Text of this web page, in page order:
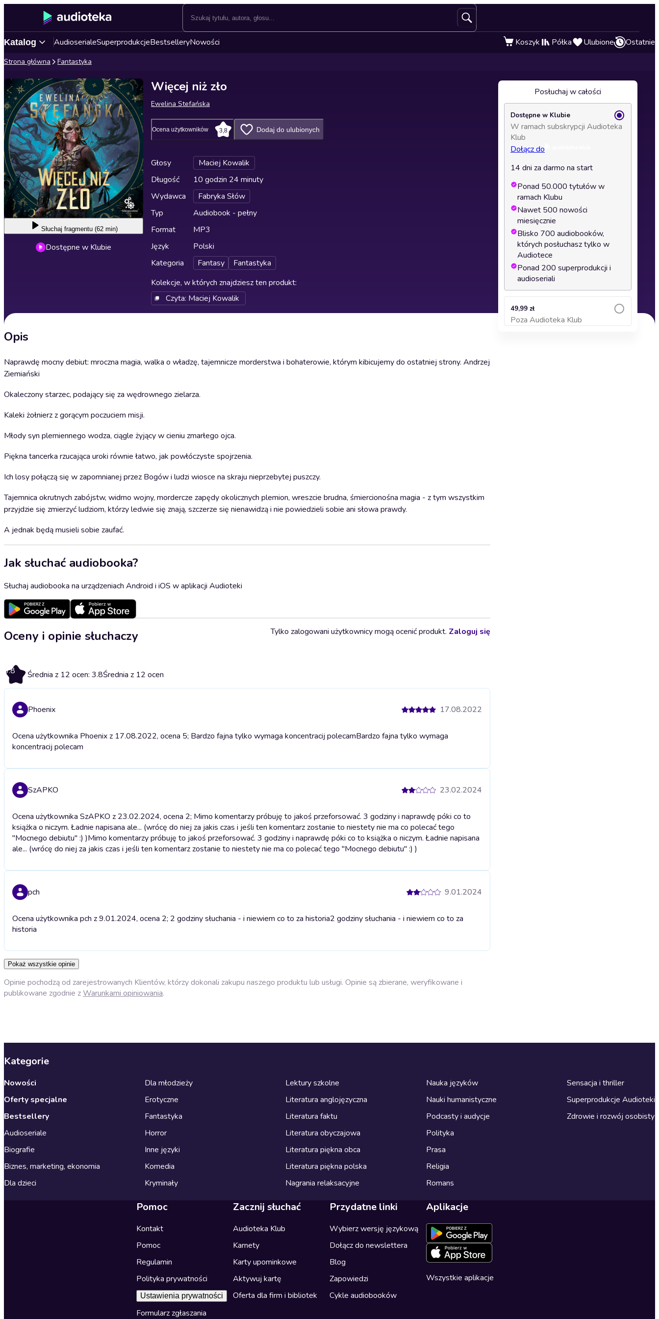
Katalog AudioserialeSuperprodukcjeBestselleryNowości Koszyk Półka Ulubione Ostatnie
Strona główna Fantastyka
Słuchaj fragmentu (62 min)
Dostępne w Klubie
Więcej niż zło
Ewelina Stefańska
Ocena użytkowników 3,8 Dodaj do ulubionych
Głosy
Maciej Kowalik
Długość
10 godzin 24 minuty
Wydawca
Fabryka Słów
Typ
Audiobook - pełny
Format
MP3
Język
Polski
Kategoria
Fantasy
Fantastyka
Kolekcje, w których znajdziesz ten produkt:
Czyta: Maciej Kowalik
Opis
Naprawdę mocny debiut: mroczna magia, walka o władzę, tajemnicze morderstwa i bohaterowie, którym kibicujemy do ostatniej strony. Andrzej
Ziemiański
Okaleczony starzec, podający się za wędrownego zielarza.
Kaleki żołnierz z gorącym poczuciem misji.
Młody syn plemiennego wodza, ciągle żyjący w cieniu zmarłego ojca.
Piękna tancerka rzucająca uroki równie łatwo, jak powłóczyste spojrzenia.
Ich losy połączą się w zapomnianej przez Bogów i ludzi wiosce na skraju nieprzebytej puszczy.
Tajemnica okrutnych zabójstw, widmo wojny, mordercze zapędy okolicznych plemion, wreszcie brudna, śmiercionośna magia - z tym wszystkim
przyjdzie się zmierzyć ludziom, którzy ledwie się znają, szczerze się nienawidzą i nie powiedzieli sobie ani słowa prawdy.
A jednak będą musieli sobie zaufać.
Jak słuchać audiobooka?
Słuchaj audiobooka na urządzeniach Android i iOS w aplikacji Audioteki
Oceny i opinie słuchaczy
3.8 Średnia z 12 ocen: 3.8Średnia z 12 ocen
Tylko zalogowani użytkownicy mogą ocenić produkt. Zaloguj się
Phoenix 17.08.2022
Ocena użytkownika Phoenix z 17.08.2022, ocena 5; Bardzo fajna tylko wymaga koncentracij polecamBardzo fajna tylko wymaga
koncentracij polecam
SzAPKO 23.02.2024
Ocena użytkownika SzAPKO z 23.02.2024, ocena 2; Mimo komentarzy próbuję to jakoś przeforsować. 3 godziny i naprawdę póki co to
książka o niczym. Ładnie napisana ale... (wrócę do niej za jakis czas i jeśli ten komentarz zostanie to niestety nie ma co polecać tego
"Mocnego debiutu" :) )Mimo komentarzy próbuję to jakoś przeforsować. 3 godziny i naprawdę póki co to książka o niczym. Ładnie napisana
ale... (wrócę do niej za jakis czas i jeśli ten komentarz zostanie to niestety nie ma co polecać tego "Mocnego debiutu" :) )
pch 9.01.2024
Ocena użytkownika pch z 9.01.2024, ocena 2; 2 godziny słuchania - i niewiem co to za historia2 godziny słuchania - i niewiem co to za
historia
Pokaż wszystkie opinie
Opinie pochodzą od zarejestrowanych Klientów, którzy dokonali zakupu naszego produktu lub usługi. Opinie są zbierane, weryfikowane i
publikowane zgodnie zWarunkami opiniowania.
Posłuchaj w całości
Dostępne w Klubie
W ramach subskrypcji Audioteka
Klub
Dołącz do
14 dni za darmo na start
Ponad 50.000 tytułów w
ramach Klubu
Nawet 500 nowości
miesięcznie
Blisko 700 audiobooków,
których posłuchasz tylko w
Audiotece
Ponad 200 superprodukcji i
audioseriali
49,99 zł
Poza Audioteka Klub
Dodaj do koszyka
Kategorie
Nowości
Oferty specjalne
Bestsellery
Audioseriale
Biografie
Biznes, marketing, ekonomia
Dla dzieci
Dla młodzieży
Erotyczne
Fantastyka
Horror
Inne języki
Komedia
Kryminały
Lektury szkolne
Literatura anglojęzyczna
Literatura faktu
Literatura obyczajowa
Literatura piękna obca
Literatura piękna polska
Nagrania relaksacyjne
Nauka języków
Nauki humanistyczne
Podcasty i audycje
Polityka
Prasa
Religia
Romans
Sensacja i thriller
Superprodukcje Audioteki
Zdrowie i rozwój osobisty
Pomoc
Kontakt
Pomoc
Regulamin
Polityka prywatności
Ustawienia prywatności
Formularz zgłaszania
Zacznij słuchać
Audioteka Klub
Karnety
Karty upominkowe
Aktywuj kartę
Oferta dla firm i bibliotek
Przydatne linki
Wybierz wersję językową
Dołącz do newslettera
Blog
Zapowiedzi
Cykle audiobooków
Aplikacje
Wszystkie aplikacje